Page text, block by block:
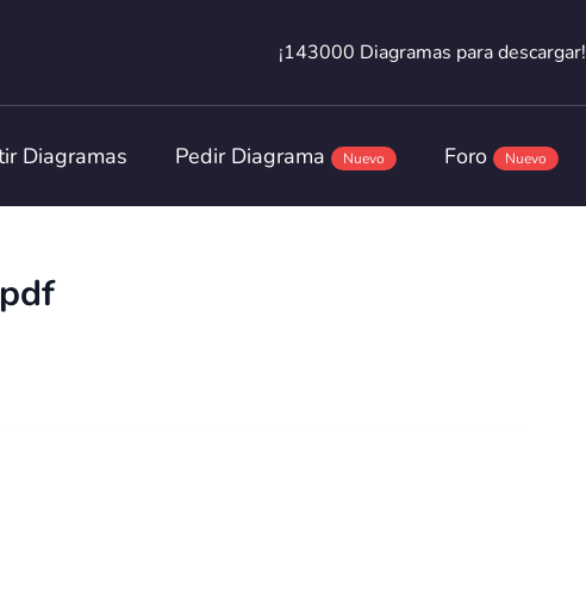
¡143000 Diagramas para descargar!
¡143000 Diagramas para descargar!
Diagramas Pedir Diagrama Nuevo Foro Nuevo